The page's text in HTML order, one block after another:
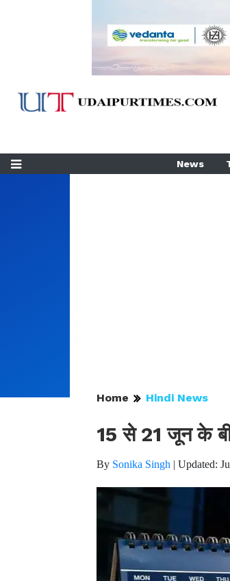
News
Home Hindi News
15 से 21 जून के
By Sonika Singh | Updated: